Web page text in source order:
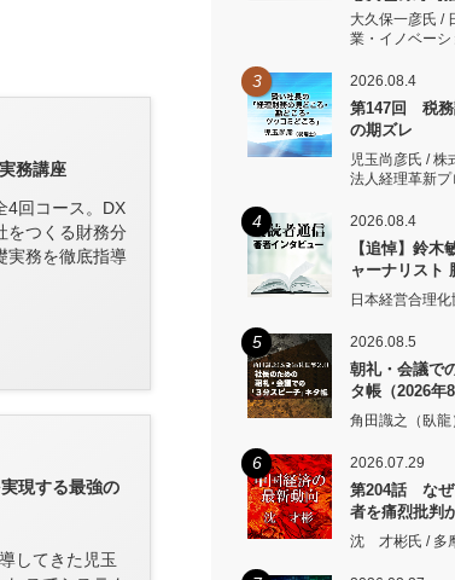
務講座
4回コース。DX
をつくる財務分
実務を徹底指導
現する最強の
してきた児玉
大久保一彦氏 /
業・イノベー
3 2026.08.4
第147回 税務
の期ズレ
児玉尚彦氏 /
法人経理革新
4 2026.08.4
【追悼】鈴
ャーナリスト
日本経営合理
5 2026.08.5
朝礼・会議で
タ帳（2026年8
角田識之（臥龍
6 2026.07.29
第204話 なぜ
者を痛烈批判
沈 才彬氏 / 多